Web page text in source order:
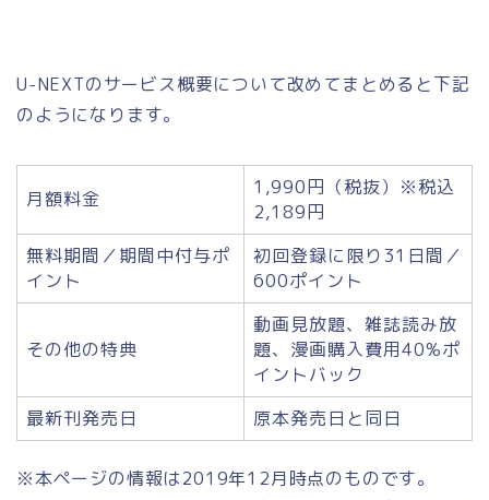
U-NEXTのサービス概要について改めてまとめると下記
のようになります。
月額料金
1,990円（税抜）※税込
2,189円
無料期間／期間中付与ポ
イント
初回登録に限り31日間／
600ポイント
その他の特典
動画見放題、雑誌読み放
題、漫画購入費用40%ポ
イントバック
最新刊発売日
原本発売日と同日
※本ページの情報は2019年12月時点のものです。